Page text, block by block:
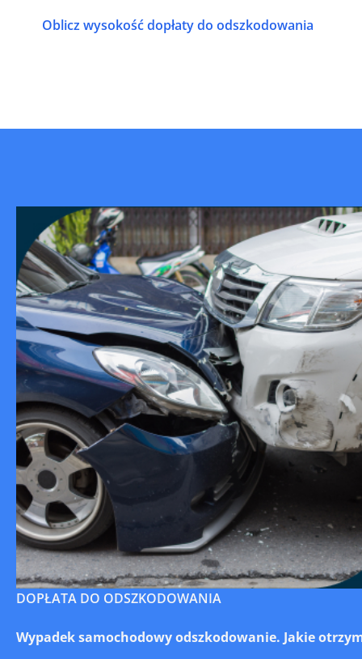
Oblicz wysokość dopłaty do odszkodowania
DOPŁATA DO ODSZKODOWANIA
Wypadek samochodowy odszkodowanie. Jakie